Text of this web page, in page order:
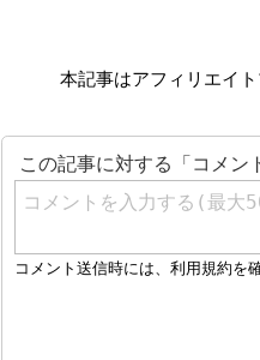
本記事はアフィリエイ